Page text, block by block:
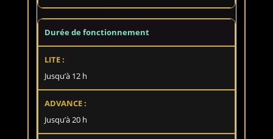
Durée de fonctionnement
Jusqu’à 12 h
Jusqu’à 20 h